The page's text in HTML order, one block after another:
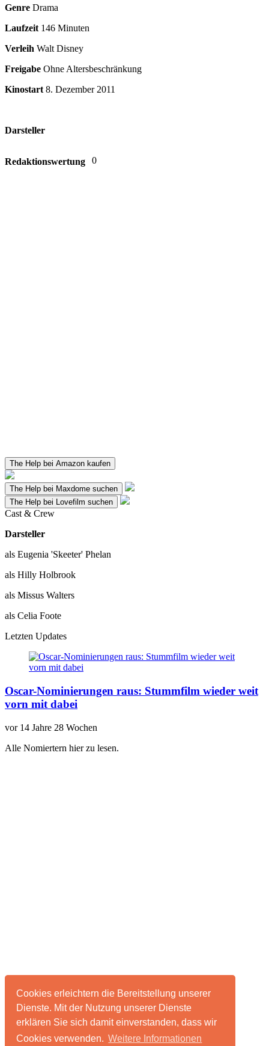
Cookies erleichtern die Bereitstellung unserer
Dienste. Mit der Nutzung unserer Dienste
erklären Sie sich damit einverstanden, dass wir
Cookies verwenden. Weitere Informationen
Genre Drama
Laufzeit146 Minuten
Verleih Walt Disney
Freigabe Ohne Altersbeschränkung
Kinostart 8. Dezember 2011
Darsteller
Redaktionswertung 0
The Help bei Amazon kaufen
The Help bei Maxdome suchen
The Help bei Lovefilm suchen
Cast & Crew
Darsteller
als Eugenia 'Skeeter' Phelan
als Hilly Holbrook
als Missus Walters
als Celia Foote
Letzten Updates
Oscar-Nominierungen raus: Stummfilm wieder weit
vorn mit dabei
vor 14 Jahre 28 Wochen
Alle Nomiertern hier zu lesen.